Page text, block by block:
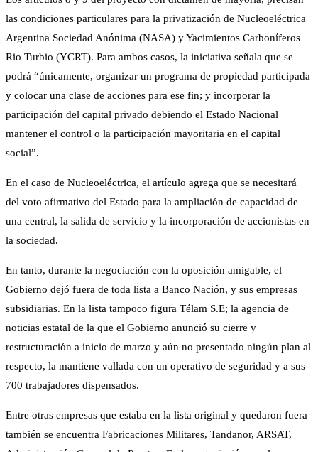
las condiciones particulares para la privatización de Nucleoeléctrica
Argentina Sociedad Anónima (NASA) y Yacimientos Carboníferos
Rio Turbio (YCRT). Para ambos casos, la iniciativa señala que se
podrá “únicamente, organizar un programa de propiedad participada
y colocar una clase de acciones para ese fin; y incorporar la
participación del capital privado debiendo el Estado Nacional
mantener el control o la participación mayoritaria en el capital
social”.
En el caso de Nucleoeléctrica, el artículo agrega que se necesitará
del voto afirmativo del Estado para la ampliación de capacidad de
una central, la salida de servicio y la incorporación de accionistas en
la sociedad.
En tanto, durante la negociación con la oposición amigable, el
Gobierno dejó fuera de toda lista a Banco Nación, y sus empresas
subsidiarias. En la lista tampoco figura Télam S.E; la agencia de
noticias estatal de la que el Gobierno anunció su cierre y
restructuración a inicio de marzo y aún no presentado ningún plan al
respecto, la mantiene vallada con un operativo de seguridad y a sus
700 trabajadores dispensados.
Entre otras empresas que estaba en la lista original y quedaron fuera
también se encuentra Fabricaciones Militares, Tandanor, ARSAT,